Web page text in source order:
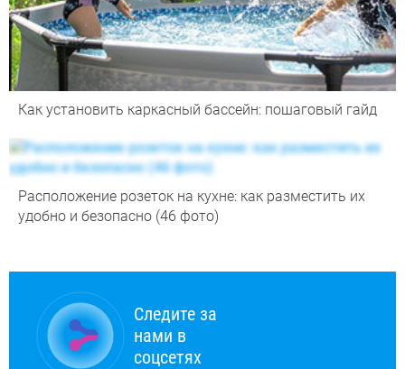
Как установить каркасный бассейн: пошаговый гайд
Расположение розеток на кухне: как разместить их
удобно и безопасно (46 фото)
Следите за
нами в
соцсетях